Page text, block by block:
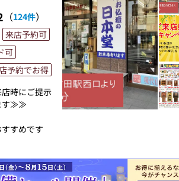
持にお応え
フも日々勉
け下さいま
本の金森店
統的な立派
内をゆっく
入のお客様
を無料でお
によってご
。）
（124件）
来店予約可
可
予約でお得
時にご提示
す≫≫
すめです
変混みあい